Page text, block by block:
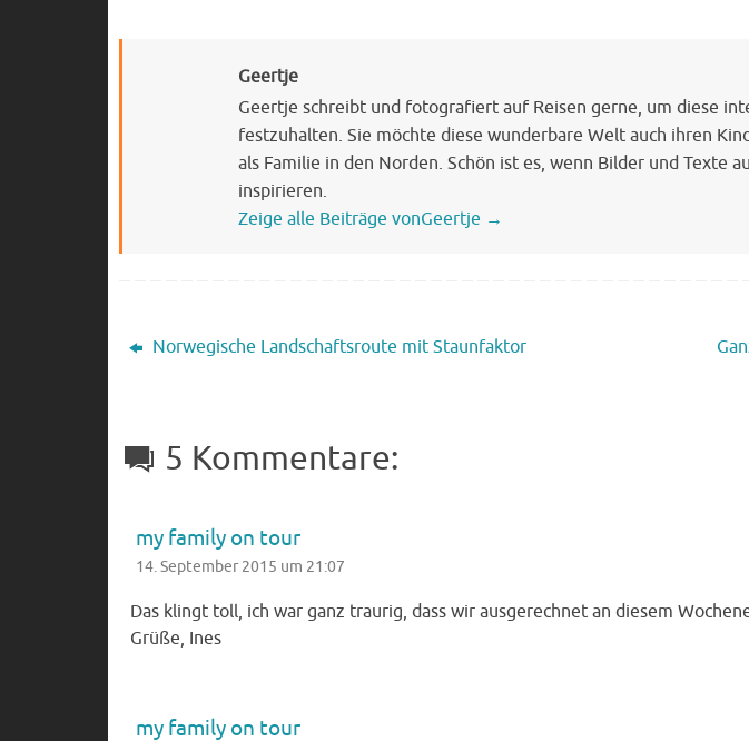
Geertje
Geertje schreibt und fotografiert auf Reisen gerne, um diese
festzuhalten. Sie möchte diese wunderbare Welt auch ihren
als Familie in den Norden. Schön ist es, wenn Bilder und Texte
inspirieren.
Zeige alle Beiträge vonGeertje →
Norwegische Landschaftsroute mit Staunfaktor
5 Kommentare:
my family on tour
14. September 2015 um 21:07
Das klingt toll, ich war ganz traurig, dass wir ausgerechnet an diesem
Grüße, Ines
my family on tour